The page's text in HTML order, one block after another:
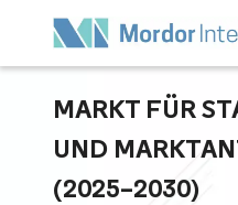
MARKT FÜR
ND
2025–2030)